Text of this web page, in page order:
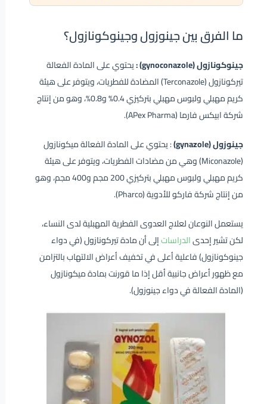
ما الفرق بين جينوزول وجينوكونازول؟
جينوكونازول (gynoconazole) :
يحتوي على المادة الفعالة
تيركونازول (Terconazole) المضادة للفطريات، ويتوفر على هيئة
كريم مهبلي ولبوس مهبلي بتركيزي 0.4% و0.8%، وهو من إنتاج
شركة ابيكس فارما (APex Pharma).
جينوزول (gynazole)
: يحتوي على المادة الفعالة ميكونازول
(Miconazole) وهي من مضادات الفطريات، ويتوفر على هيئة
كريم مهبلي ولبوس مهبلي بتركيزي 200 مجم و400 مجم، وهو
من إنتاج شركة فاركو للأدوية (Pharco).
يستعمل النوعان لعلاج العدوى الفطرية المهبلية لدى النساء،
لكن تشير إحدىالدراساتإلى أن مادة تيركونازول (في دواء
جينوكونازول) فاعلية أعلى في تخفيف أعراض الالتهاب بالتزامن
مع ظهور أعراض جانبية أقل إذا ما قورنت بمادة ميكونازول
(المادة الفعالة في دواء جينوزول).